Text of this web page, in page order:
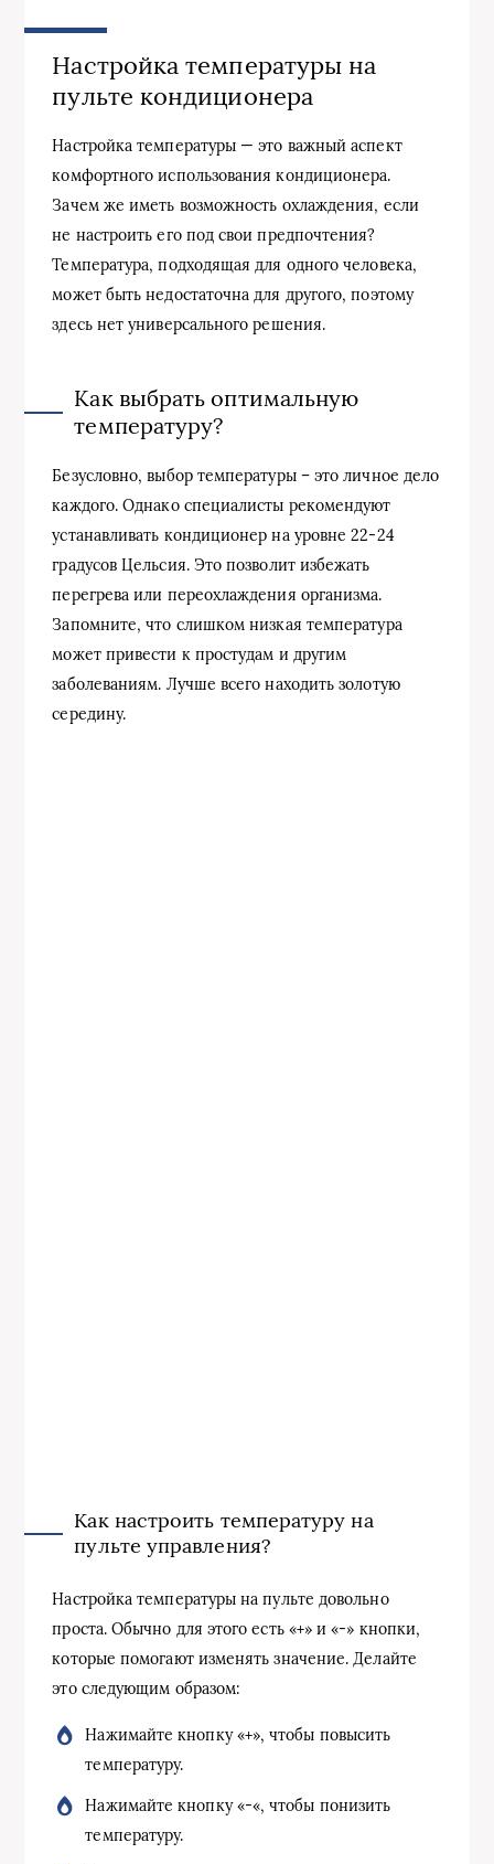
Настройка температуры на
пульте кондиционера
Настройка температуры — это важный аспект
комфортного использования кондиционера.
Зачем же иметь возможность охлаждения, если
не настроить его под свои предпочтения?
Температура, подходящая для одного человека,
может быть недостаточна для другого, поэтому
здесь нет универсального решения.
Как выбрать оптимальную
температуру?
Безусловно, выбор температуры – это личное дело
каждого. Однако специалисты рекомендуют
устанавливать кондиционер на уровне 22-24
градусов Цельсия. Это позволит избежать
перегрева или переохлаждения организма.
Запомните, что слишком низкая температура
может привести к простудам и другим
заболеваниям. Лучше всего находить золотую
середину.
Как настроить температуру на
пульте управления?
Настройка температуры на пульте довольно
проста. Обычно для этого есть «+» и «-» кнопки,
которые помогают изменять значение. Делайте
это следующим образом:
Нажимайте кнопку «+», чтобы повысить
температуру.
Нажимайте кнопку «-«, чтобы понизить
температуру.